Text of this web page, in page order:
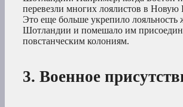
перевезли многих лоялистов в
Это еще больше укрепило лояльность
Шотландии и помешало им
повстанческим колониям.
3. Военное